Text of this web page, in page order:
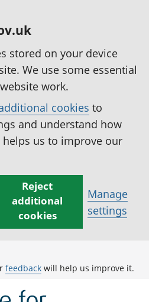
stored on your device
We use some essential
work.
cookies to
and understand how
us to improve our
Reject
additional
cookies
Manage
settings
feedback will help us improve it.